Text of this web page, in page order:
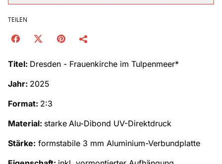
TEILEN
Titel: Dresden - Frauenkirche im Tulpenmeer*
Jahr: 2025
Format: 2:3
Material: starke Alu-Dibond UV-Direktdruck
Stärke: formstabile 3 mm Aluminium-Verbundplatte